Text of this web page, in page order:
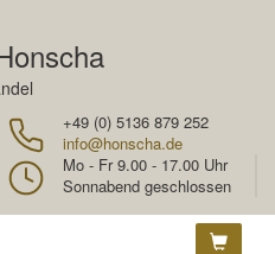
+49 (0) 5136 879 252
info@honscha.de
Mo - Fr 9.00 - 17.00 Uhr
Sonnabend geschlossen